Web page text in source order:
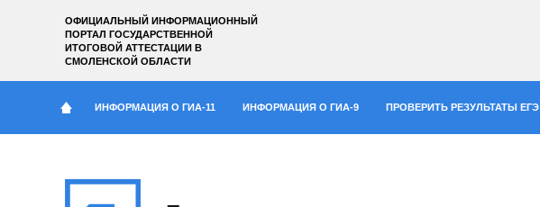
ОФИЦИАЛЬНЫЙ ИНФОРМАЦИОННЫЙ
ПОРТАЛ ГОСУДАРСТВЕННОЙ
ИТОГОВОЙ АТТЕСТАЦИИ В
СМОЛЕНСКОЙ ОБЛАСТИ
ИНФОРМАЦИЯ О ГИА-11 ИНФОРМАЦИЯ О ГИА-9 ПРОВЕРИТЬ РЕЗУЛЬТАТЫ ЕГЭ